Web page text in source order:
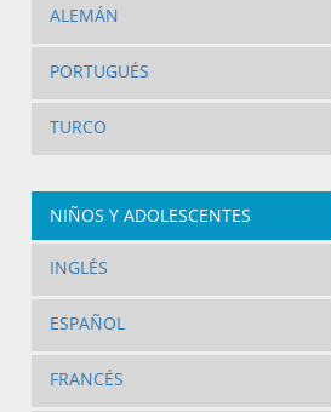
ALEMÁN
PORTUGUÉS
TURCO
NIÑOS Y ADOLESCENTES
INGLÉS
ESPAÑOL
FRANCÉS